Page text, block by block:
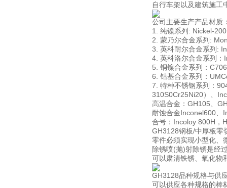
自行车架以及建筑施工
公司主要生产产品材质
1. 纯镍系列: Nickel-
2. 蒙乃尔合金系列:
3. 英科耐尔合金系列:
4. 英科洛尔合金系列
5. 铜镍合金系列：
6. 钴基合金系列：
7. 特种不锈钢系列：
310S0Cr25Ni20）、
高温合金：GH105、
耐蚀合金Inconel600、
合号：Incoloy 800H，
GH3128钢板/中厚板
零件必须实现小型化
除锈喷(抛)射除锈是经
可以肃清铁锈、氧化物
GH3128品种规格与供
可以供应各种规格的棒